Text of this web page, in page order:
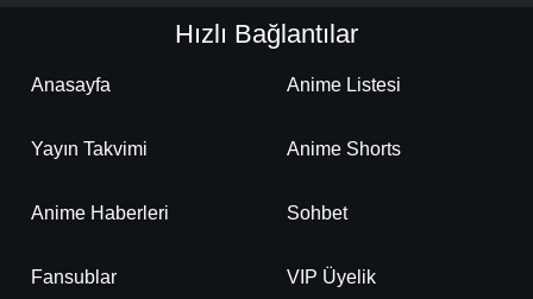
Hızlı Bağlantılar
Anasayfa Anime Listesi
Yayın Takvimi Anime Shorts
Anime Haberleri Sohbet
Fansublar VIP Üyelik